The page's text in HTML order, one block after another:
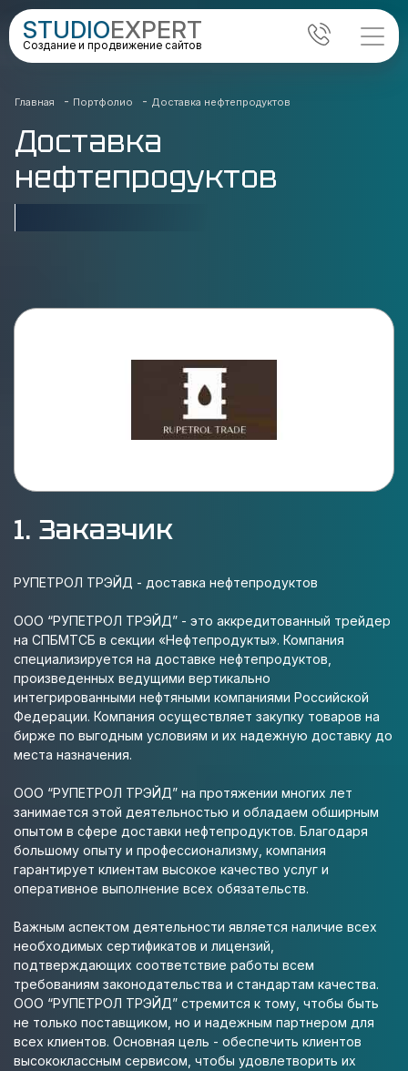
STUDIOEXPERT
Создание и продвижение сайтов
Главная - Портфолио - Доставка нефтепродуктов
Доставка
нефтепродуктов
1. Заказчик
РУПЕТРОЛ ТРЭЙД - доставка нефтепродуктов
ООО “РУПЕТРОЛ ТРЭЙД” - это аккредитованный трейдер
на СПБМТСБ в секции «Нефтепродукты». Компания
специализируется на доставке нефтепродуктов,
произведенных ведущими вертикально
интегрированными нефтяными компаниями Российской
Федерации. Компания осуществляет закупку товаров на
бирже по выгодным условиям и их надежную доставку до
места назначения.
ООО “РУПЕТРОЛ ТРЭЙД” на протяжении многих лет
занимается этой деятельностью и обладаем обширным
опытом в сфере доставки нефтепродуктов. Благодаря
большому опыту и профессионализму, компания
гарантирует клиентам высокое качество услуг и
оперативное выполнение всех обязательств.
Важным аспектом деятельности является наличие всех
необходимых сертификатов и лицензий,
подтверждающих соответствие работы всем
требованиям законодательства и стандартам качества.
ООО “РУПЕТРОЛ ТРЭЙД” стремится к тому, чтобы быть
не только поставщиком, но и надежным партнером для
всех клиентов. Основная цель - обеспечить клиентов
высококлассным сервисом, чтобы удовлетворить их